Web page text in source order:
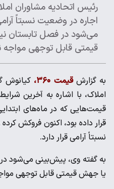
رئیس اتحادیه مشاوران
اجاره در وضعیت نسبتاً
می‌شود در فصل تابستان
قیمتی قابل توجهی مواجه
به گزارشقیمت ۳۶۰،
کیانوش
املاک، با اشاره به آخرین
قیمت‌هایی که در ماه‌های
قرار داده بود، اکنون فروکش
نسبتاً آرامی قرار دارد.
به گفته وی، پیش‌بینی می‌شود در
یا جهش قیمتی قابل توجهی